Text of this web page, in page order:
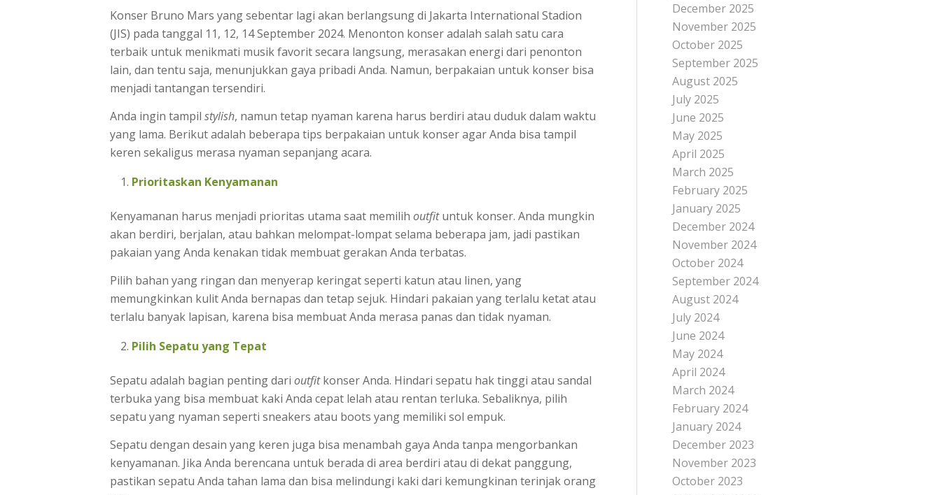
Konser Bruno Mars yang sebentar lagi akan berlangsung di Jakarta International Stadion
(JIS) pada tanggal 11, 12, 14 September 2024. Menonton konser adalah salah satu cara
terbaik untuk menikmati musik favorit secara langsung, merasakan energi dari penonton
lain, dan tentu saja, menunjukkan gaya pribadi Anda. Namun, berpakaian untuk konser bisa
menjadi tantangan tersendiri.
Anda ingin tampil stylish, namun tetap nyaman karena harus berdiri atau duduk dalam waktu
yang lama. Berikut adalah beberapa tips berpakaian untuk konser agar Anda bisa tampil
keren sekaligus merasa nyaman sepanjang acara.
Prioritaskan Kenyamanan
Kenyamanan harus menjadi prioritas utama saat memilih outfituntuk konser. Anda mungkin
akan berdiri, berjalan, atau bahkan melompat-lompat selama beberapa jam, jadi pastikan
pakaian yang Anda kenakan tidak membuat gerakan Anda terbatas.
Pilih bahan yang ringan dan menyerap keringat seperti katun atau linen, yang
memungkinkan kulit Anda bernapas dan tetap sejuk. Hindari pakaian yang terlalu ketat atau
terlalu banyak lapisan, karena bisa membuat Anda merasa panas dan tidak nyaman.
Pilih Sepatu yang Tepat
Sepatu adalah bagian penting dari outfitkonser Anda. Hindari sepatu hak tinggi atau sandal
terbuka yang bisa membuat kaki Anda cepat lelah atau rentan terluka. Sebaliknya, pilih
sepatu yang nyaman seperti sneakers atau boots yang memiliki sol empuk.
Sepatu dengan desain yang keren juga bisa menambah gaya Anda tanpa mengorbankan
kenyamanan. Jika Anda berencana untuk berada di area berdiri atau di dekat panggung,
pastikan sepatu Anda tahan lama dan bisa melindungi kaki dari kemungkinan terinjak orang
December 2025
November 2025
October 2025
September 2025
August 2025
July 2025
June 2025
May 2025
April 2025
March 2025
February 2025
January 2025
December 2024
November 2024
October 2024
September 2024
August 2024
July 2024
June 2024
May 2024
April 2024
March 2024
February 2024
January 2024
December 2023
November 2023
October 2023